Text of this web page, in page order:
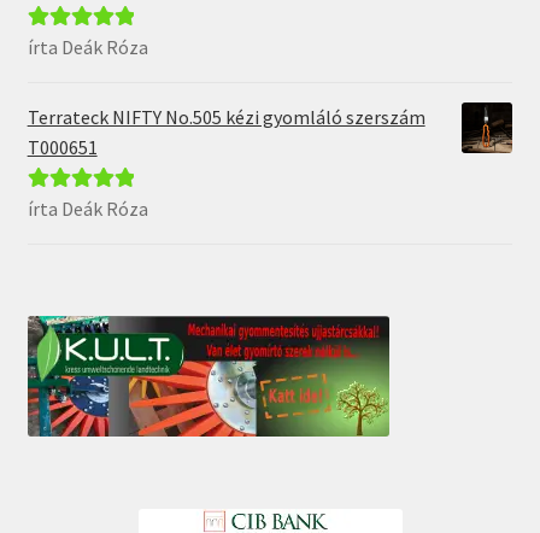
Értékelés: 5/
írta Deák Róza
Terrateck NIFTY No.505 kézi gyomláló szerszám
T000651
Értékelés: 5/
írta Deák Róza